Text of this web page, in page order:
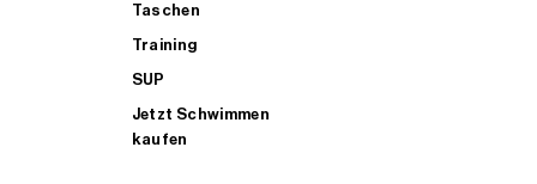
Taschen
Training
SUP
Jetzt Schwimmen
kaufen